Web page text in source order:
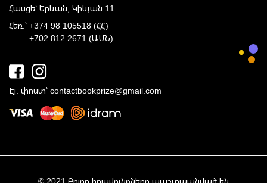
Հասցե՝ Երևան, Կիևյան 11
Հեռ.՝ +374 98 105518 (ՀՀ)
+702 812 2671 (ԱՄՆ)
Էլ. փոստ՝ contactbookprize@gmail.com
© 2021 Բոլոր իրավունքները պաշտպանված են